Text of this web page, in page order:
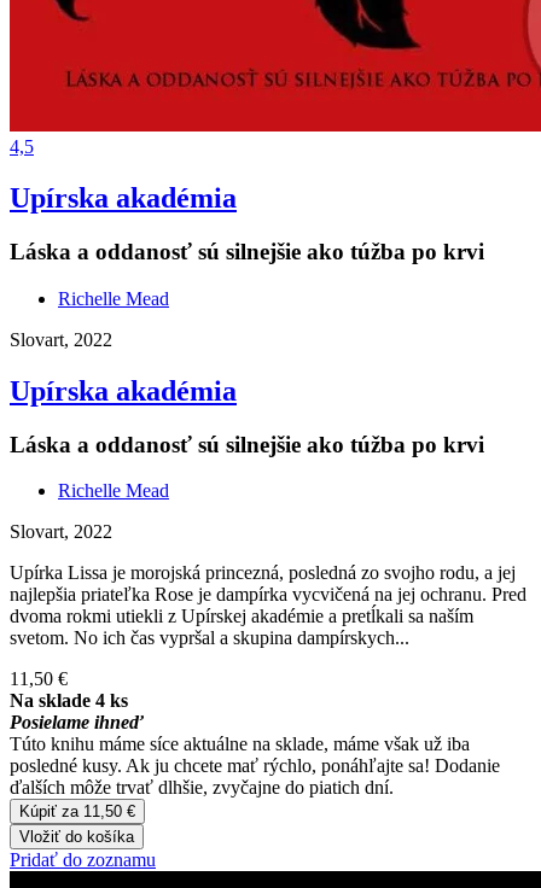
4,5
Upírska akadémia
Láska a oddanosť sú silnejšie ako túžba po krvi
Richelle Mead
Slovart, 2022
Upírska akadémia
Láska a oddanosť sú silnejšie ako túžba po krvi
Richelle Mead
Slovart, 2022
Upírka Lissa je morojská princezná, posledná zo svojho rodu, a jej
najlepšia priateľka Rose je dampírka vycvičená na jej ochranu. Pred
dvoma rokmi utiekli z Upírskej akadémie a pretĺkali sa naším
svetom. No ich čas vypršal a skupina dampírskych...
11,50 €
Na sklade 4 ks
Posielame ihneď
Túto knihu máme síce aktuálne na sklade, máme však už iba
posledné kusy. Ak ju chcete mať rýchlo, ponáhľajte sa! Dodanie
ďalších môže trvať dlhšie, zvyčajne do piatich dní.
Kúpiť za 11,50 €
Vložiť do košíka
Pridať do zoznamu